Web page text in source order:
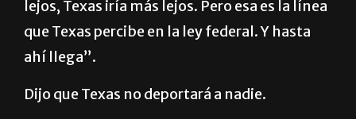
una ley federal permite a Texas llegar más
lejos, Texas iría más lejos. Pero esa es la línea
que Texas percibe en la ley federal. Y hasta
ahí llega”.